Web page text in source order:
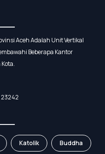
Aceh Adalah Unit Vertikal
Beberapa Kantor
23242
Katolik Buddha